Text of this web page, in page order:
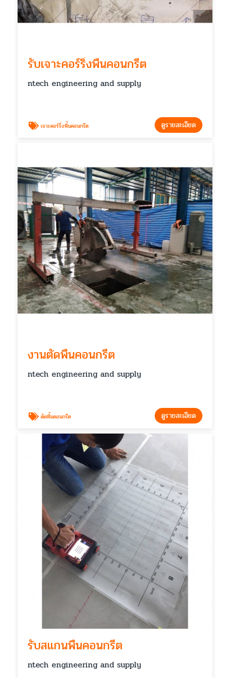
รับเจาะคอร์ริ่งพื้นคอนกรีต
ntech engineering and supply
เจาะคอร์ริ่งพื้นคอนกรีต ดูรายละเอียด
งานตัดพื้นคอนกรีต
ntech engineering and supply
ตัดพื้นคอนกรีต ดูรายละเอียด
รับสแกนพื้นคอนกรีต
ntech engineering and supply